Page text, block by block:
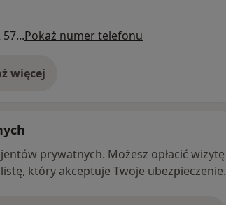
57...Pokaż numer telefonu
więcej
o adresie
prywatnych. Możesz opłacić wizytę
który akceptuje Twoje ubezpieczenie.